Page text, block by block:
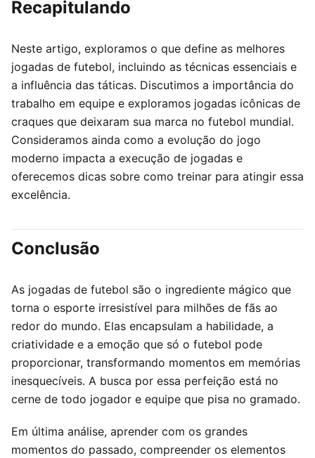
Recapitulando
Neste artigo, exploramos o que define as melhores
jogadas de futebol, incluindo as técnicas essenciais e
a influência das táticas. Discutimos a importância do
trabalho em equipe e exploramos jogadas icônicas de
craques que deixaram sua marca no futebol mundial.
Consideramos ainda como a evolução do jogo
moderno impacta a execução de jogadas e
oferecemos dicas sobre como treinar para atingir essa
excelência.
Conclusão
As jogadas de futebol são o ingrediente mágico que
torna o esporte irresistível para milhões de fãs ao
redor do mundo. Elas encapsulam a habilidade, a
criatividade e a emoção que só o futebol pode
proporcionar, transformando momentos em memórias
inesquecíveis. A busca por essa perfeição está no
cerne de todo jogador e equipe que pisa no gramado.
Em última análise, aprender com os grandes
momentos do passado, compreender os elementos